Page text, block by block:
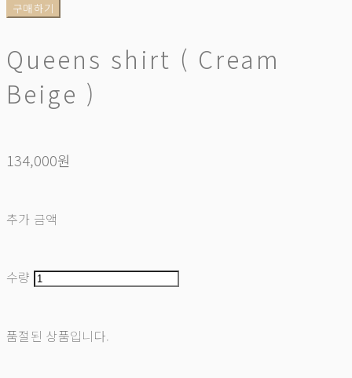
구매하기
Queens shirt ( Cream
Beige )
134,000원
추가 금액
수량
품절된 상품입니다.